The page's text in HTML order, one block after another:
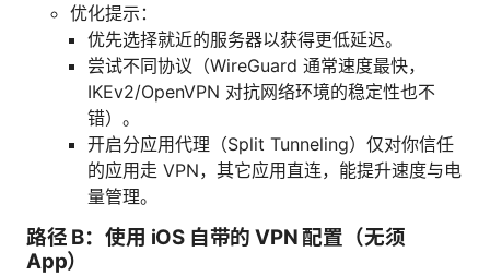
优化提示：
优先选择就近的服务器以获得更低延迟。
尝试不同协议（WireGuard 通常速度最快，
IKEv2/OpenVPN 对抗网络环境的稳定性也不
错）。
开启分应用代理（Split Tunneling）仅对你信任
的应用走 VPN，其它应用直连，能提升速度与电
量管理。
路径 B：使用 iOS 自带的 VPN 配置（无须
App）